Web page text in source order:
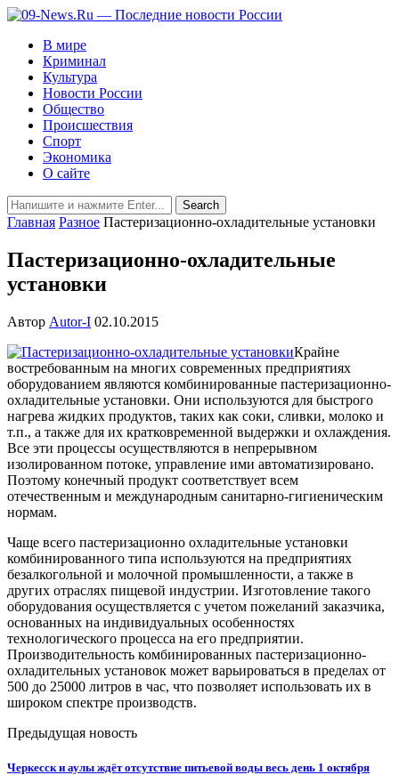
В мире
Криминал
Культура
Новости России
Общество
Происшествия
Спорт
Экономика
О сайте
Главная Разное Пастеризационно-охладительные установки
Пастеризационно-охладительные
установки
Автор Autor-I 02.10.2015
Крайне
востребованным на многих современных предприятиях
оборудованием являются комбинированные пастеризационно-
охладительные установки. Они используются для быстрого
нагрева жидких продуктов, таких как соки, сливки, молоко и
т.п., а также для их кратковременной выдержки и охлаждения.
Все эти процессы осуществляются в непрерывном
изолированном потоке, управление ими автоматизировано.
Поэтому конечный продукт соответствует всем
отечественным и международным санитарно-гигиеническим
нормам.
Чаще всего пастеризационно охладительные установки
комбинированного типа используются на предприятиях
безалкогольной и молочной промышленности, а также в
других отраслях пищевой индустрии. Изготовление такого
оборудования осуществляется с учетом пожеланий заказчика,
основанных на индивидуальных особенностях
технологического процесса на его предприятии.
Производительность комбинированных пастеризационно-
охладительных установок может варьироваться в пределах от
500 до 25000 литров в час, что позволяет использовать их в
широком спектре производств.
Предыдущая новость
Черкесск и аулы ждёт отсутствие питьевой воды весь день 1 октября